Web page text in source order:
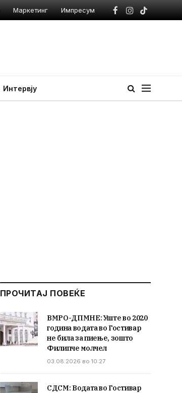
Маркетинг Импресум
Facebook
Instagram
TikTok
Интервју
ПРОЧИТАЈ ПОВЕЌЕ
ВМРО-ДПМНЕ: Уште во 2020
година водата во Гостивар
не била за пиење, зошто
Филипче молчел
03.08.2026 во 10:27
СДСМ: Водата во Гостивар